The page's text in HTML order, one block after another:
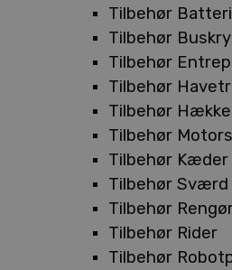
Tilbehør
Tilbehør
Tilbehør
Tilbehør
Tilbehør
Tilbehør
Tilbehør Kæder
Tilbehør Sværd
Tilbehør
Tilbehør Rider
Tilbehør